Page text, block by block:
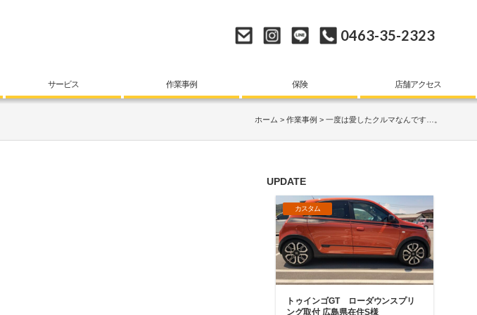
0463-35-2323
サービス 作業事例 保険 店舗アクセス
ホーム 作業事例 一度は愛したクルマなんです…。
UPDATE
カスタム
トゥインゴGT ローダウンスプリ
ング取付 広島県在住S様